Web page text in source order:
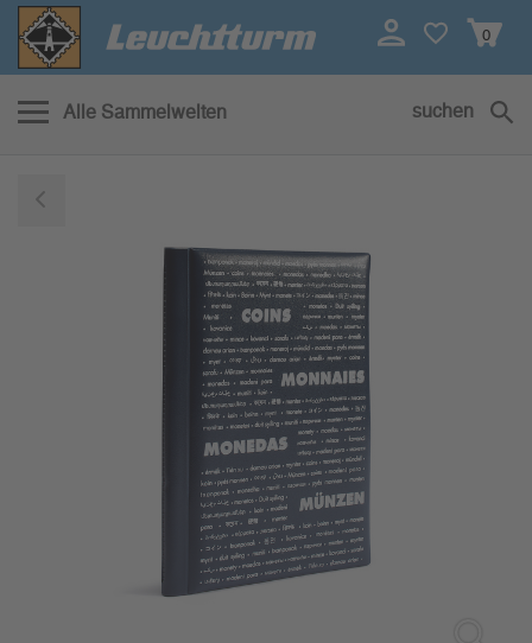
0
Alle Sammelwelten suchen